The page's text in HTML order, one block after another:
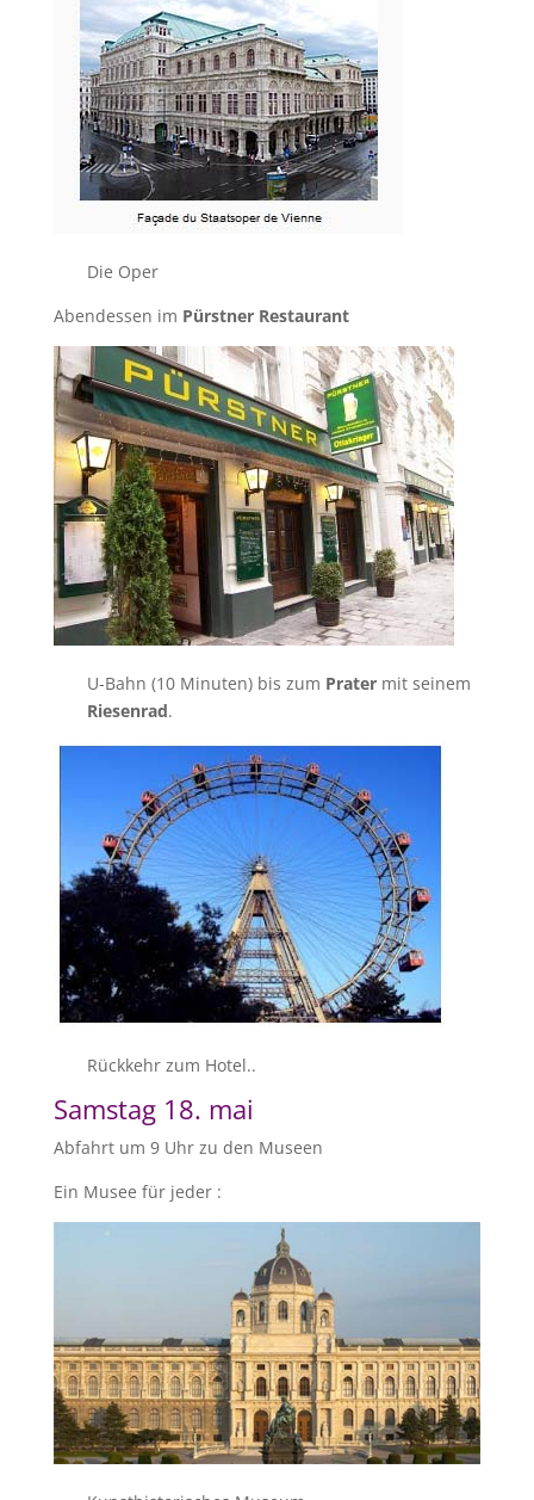
Die Oper
Abendessen im Pürstner Restaurant
U-Bahn (10 Minuten) bis zum Pratermit seinem
Riesenrad.
Rückkehr zum Hotel..
Samstag 18. mai
Abfahrt um 9 Uhr zu den Museen
Ein Musee für jeder :